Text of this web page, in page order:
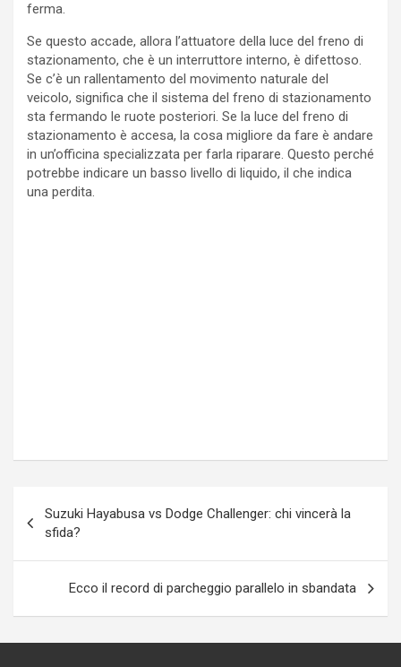
ferma.
Se questo accade, allora l’attuatore della luce del freno di
stazionamento, che è un interruttore interno, è difettoso.
Se c’è un rallentamento del movimento naturale del
veicolo, significa che il sistema del freno di stazionamento
sta fermando le ruote posteriori. Se la luce del freno di
stazionamento è accesa, la cosa migliore da fare è andare
in un’officina specializzata per farla riparare. Questo perché
potrebbe indicare un basso livello di liquido, il che indica
una perdita.
articoli
Suzuki Hayabusa vs Dodge Challenger: chi vincerà la
sfida?
Ecco il record di parcheggio parallelo in sbandata